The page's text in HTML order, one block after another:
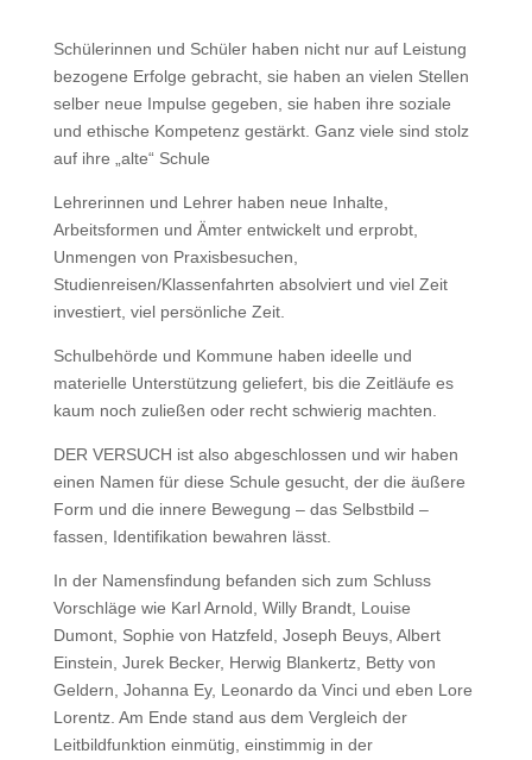
Schülerinnen und Schüler haben nicht nur auf Leistung
bezogene Erfolge gebracht, sie haben an vielen Stellen
selber neue Impulse gegeben, sie haben ihre soziale
und ethische Kompetenz gestärkt. Ganz viele sind stolz
auf ihre „alte“ Schule
Lehrerinnen und Lehrer haben neue Inhalte,
Arbeitsformen und Ämter entwickelt und erprobt,
Unmengen von Praxisbesuchen,
Studienreisen/Klassenfahrten absolviert und viel Zeit
investiert, viel persönliche Zeit.
Schulbehörde und Kommune haben ideelle und
materielle Unterstützung geliefert, bis die Zeitläufe es
kaum noch zuließen oder recht schwierig machten.
DER VERSUCH ist also abgeschlossen und wir haben
einen Namen für diese Schule gesucht, der die äußere
Form und die innere Bewegung – das Selbstbild –
fassen, Identifikation bewahren lässt.
In der Namensfindung befanden sich zum Schluss
Vorschläge wie Karl Arnold, Willy Brandt, Louise
Dumont, Sophie von Hatzfeld, Joseph Beuys, Albert
Einstein, Jurek Becker, Herwig Blankertz, Betty von
Geldern, Johanna Ey, Leonardo da Vinci und eben Lore
Lorentz. Am Ende stand aus dem Vergleich der
Leitbildfunktion einmütig, einstimmig in der